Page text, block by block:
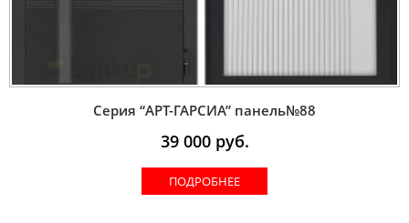
Серия “AРT-ГАРСИА” панель№88
39 000руб.
ПОДРОБНЕЕ